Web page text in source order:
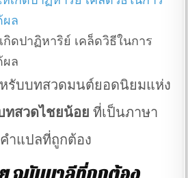
กิดปาฏิหาริย์ เคล็ดวิธีในการ
ผล
รับบทสวดมนต์ยอดนิยมแห่ง
ทสวดไชยน้อย ที่เป็นภาษา
ำแปลที่ถูกต้อง